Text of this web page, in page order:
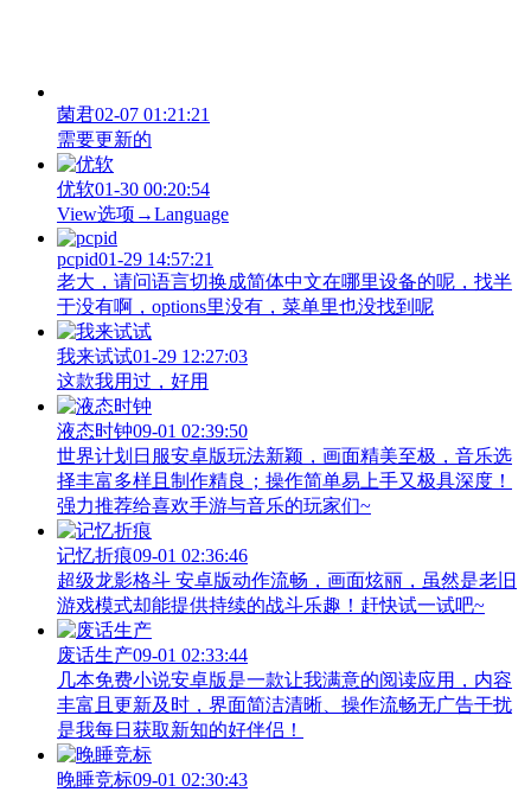
菌君02-07 01:21:21
需要更新的
优软01-30 00:20:54
View‌选项→Language
pcpid01-29 14:57:21
老大，请问语言切换成简体中文在哪里设备的呢，找半
于没有啊，options里没有，菜单里也没找到呢
我来试试01-29 12:27:03
这款我用过，好用
液态时钟09-01 02:39:50
世界计划日服安卓版玩法新颖，画面精美至极，音乐选
择丰富多样且制作精良；操作简单易上手又极具深度！
强力推荐给喜欢手游与音乐的玩家们~
记忆折痕09-01 02:36:46
超级龙影格斗 安卓版动作流畅，画面炫丽，虽然是老旧
游戏模式却能提供持续的战斗乐趣！赶快试一试吧~
废话生产09-01 02:33:44
几本免费小说安卓版是一款让我满意的阅读应用，内容
丰富且更新及时，界面简洁清晰、操作流畅无广告干扰
是我每日获取新知的好伴侣！
晚睡竞标09-01 02:30:43